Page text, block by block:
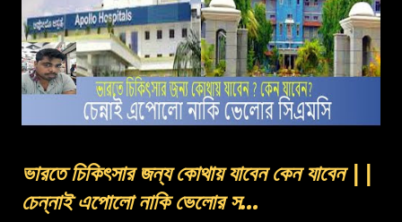
ভারতে চিকিৎসার জন্য কোথায় যাবেন কেন যাবেন ||
চেন্নাই এপোলো নাকি ভেলোর স...